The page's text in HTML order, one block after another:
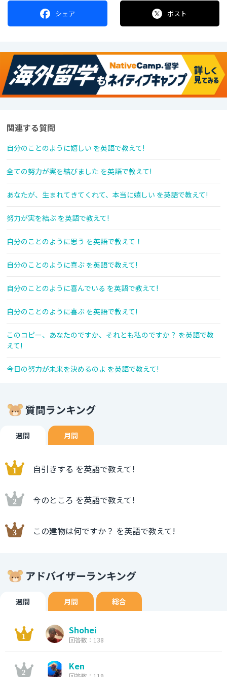
シェア ポスト
関連する質問
自分のことのように嬉しい を英語で教えて!
全ての努力が実を結びました を英語で教えて!
あなたが、生まれてきてくれて、本当に嬉しい を英語で教えて!
努力が実を結ぶ を英語で教えて!
自分のことのように思う を英語で教えて！
自分のことのように喜ぶ を英語で教えて!
自分のことのように喜んでいる を英語で教えて!
自分のことのように喜ぶ を英語で教えて!
このコピー、あなたのですか、それとも私のですか？ を英語で教
えて!
今日の努力が未来を決めるのよ を英語で教えて!
質問ランキング
週間 月間
自引きする を英語で教えて!
今のところ を英語で教えて!
この建物は何ですか？ を英語で教えて!
アドバイザーランキング
週間 月間 総合
Shohei
回答数：138
Ken